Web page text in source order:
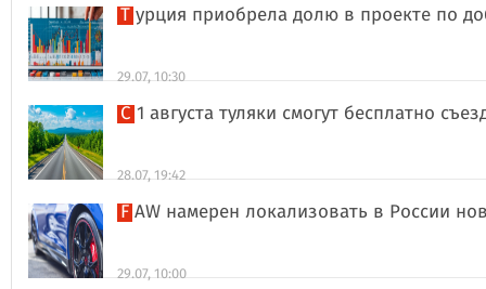
Турция приобрела долю в проекте по
29.07, 10:30
С 1 августа туляки смогут бесплатно
28.07, 19:42
FAW намерен локализовать в России
29.07, 10:00